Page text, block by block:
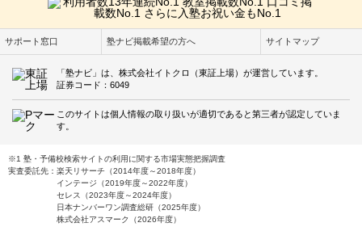
サポート窓口 塾ナビ掲載希望の方へ サイトマップ
「塾ナビ」は、株式会社イトクロ（東証上場）が運営しています。
証券コード：6049
このサイトは個人情報の取り扱いが適切であると第三者が認定していま
す。
※1 塾・予備校検索サイトの利用に関する市場実態把握調査
実査委託先：楽天リサーチ（2014年度～2018年度）
インテージ（2019年度～2022年度）
セレス（2023年度～2024年度）
日本ナンバーワン調査総研（2025年度）
株式会社アスマーク（2026年度）